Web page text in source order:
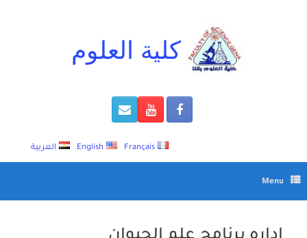
كلية العلوم
العربية English Français
Menu